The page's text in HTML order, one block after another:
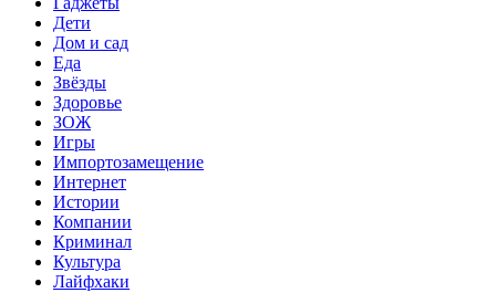
Дети
Дом и сад
Еда
Звёзды
Здоровье
ЗОЖ
Игры
Импортозамещение
Интернет
Истории
Компании
Криминал
Культура
Лайфхаки